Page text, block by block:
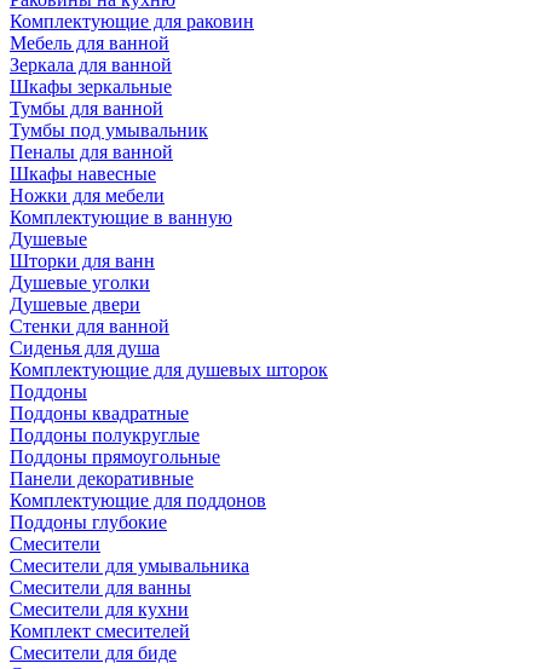
Комплектующие для раковин
Мебель для ванной
Зеркала для ванной
Шкафы зеркальные
Тумбы для ванной
Тумбы под умывальник
Пеналы для ванной
Шкафы навесные
Ножки для мебели
Комплектующие в ванную
Душевые
Шторки для ванн
Душевые уголки
Душевые двери
Стенки для ванной
Сиденья для душа
Комплектующие для душевых шторок
Поддоны
Поддоны квадратные
Поддоны полукруглые
Поддоны прямоугольные
Панели декоративные
Комплектующие для поддонов
Поддоны глубокие
Смесители
Смесители для умывальника
Смесители для ванны
Смесители для кухни
Комплект смесителей
Смесители для биде